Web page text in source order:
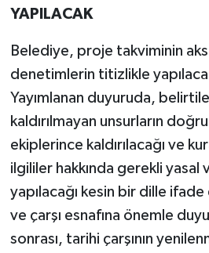
YAPILACAK
Belediye, proje takviminin
denetimlerin titizlikle
Yayımlanan duyuruda,
kaldırılmayan unsurların
ekiplerince kaldırılacağı ve
ilgililer hakkında gerekli yasal
yapılacağı kesin bir dille
ve çarşı esnafına önemle
sonrası, tarihi çarşının